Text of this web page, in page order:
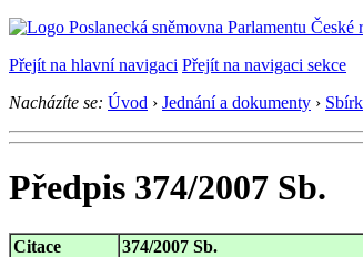
Přejít na hlavní navigaci Přejít na navigaci sekce
Nacházíte se: Úvod › Jednání a dokumenty ›
Předpis 374/2007 Sb.
Citace
374/2007 Sb.